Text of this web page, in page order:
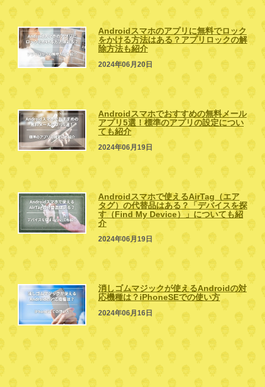
Androidスマホのアプリに無料でロック
をかける方法はある？アプリロックの解
除方法も紹介
2024年06月20日
Androidスマホでおすすめの無料メール
アプリ5選！標準のアプリの設定につい
ても紹介
2024年06月19日
Androidスマホで使えるAirTag（エア
タグ）の代替品はある？「デバイスを探
す（Find My Device）」についても紹
介
2024年06月19日
消しゴムマジックが使えるAndroidの対
応機種は？iPhoneSEでの使い方
2024年06月16日